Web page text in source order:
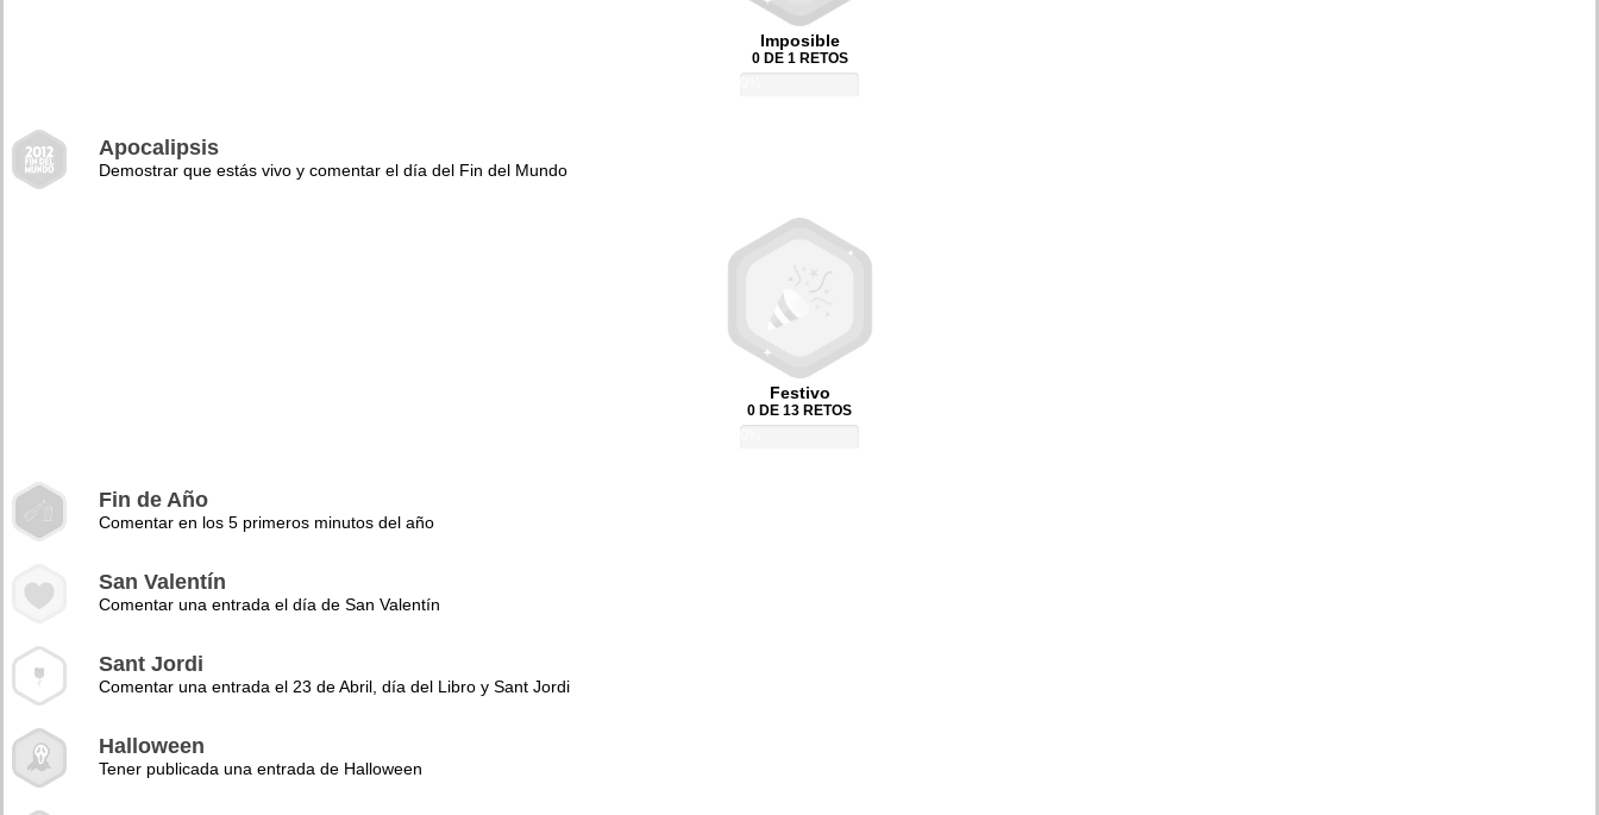
Imposible
0 DE 1 RETOS
Apocalipsis
Demostrar que estás vivo y comentar el día del Fin del Mundo
Festivo
0 DE 13 RETOS
Fin de Año
Comentar en los 5 primeros minutos del año
San Valentín
Comentar una entrada el día de San Valentín
Sant Jordi
Comentar una entrada el 23 de Abril, día del Libro y Sant Jordi
Halloween
Tener publicada una entrada de Halloween